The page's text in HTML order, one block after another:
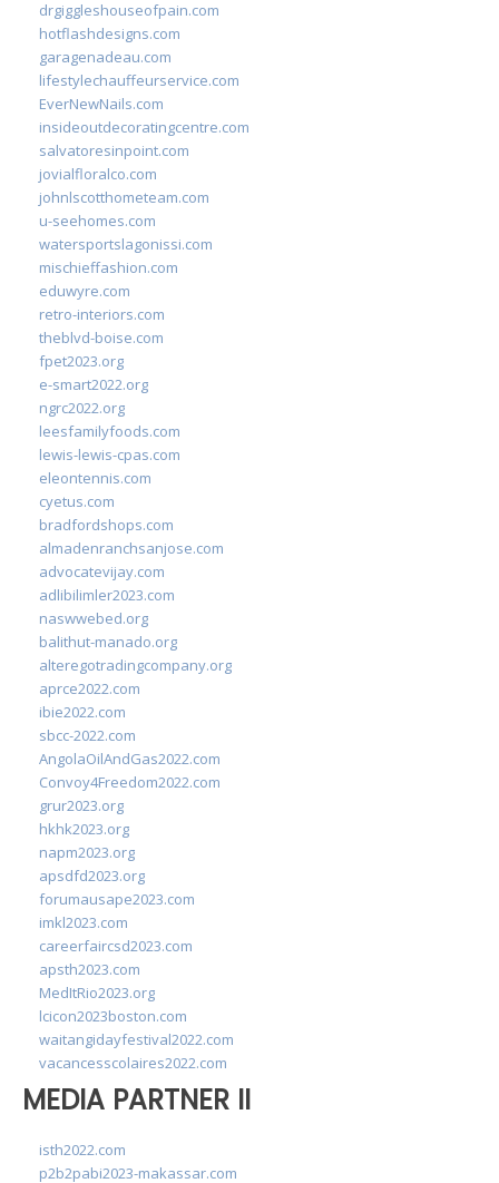
drgiggleshouseofpain.com
hotflashdesigns.com
garagenadeau.com
lifestylechauffeurservice.com
EverNewNails.com
insideoutdecoratingcentre.com
salvatoresinpoint.com
jovialfloralco.com
johnlscotthometeam.com
u-seehomes.com
watersportslagonissi.com
mischieffashion.com
eduwyre.com
retro-interiors.com
theblvd-boise.com
fpet2023.org
e-smart2022.org
ngrc2022.org
leesfamilyfoods.com
lewis-lewis-cpas.com
eleontennis.com
cyetus.com
bradfordshops.com
almadenranchsanjose.com
advocatevijay.com
adlibilimler2023.com
naswwebed.org
balithut-manado.org
alteregotradingcompany.org
aprce2022.com
ibie2022.com
sbcc-2022.com
AngolaOilAndGas2022.com
Convoy4Freedom2022.com
grur2023.org
hkhk2023.org
napm2023.org
apsdfd2023.org
forumausape2023.com
imkl2023.com
careerfaircsd2023.com
apsth2023.com
MedItRio2023.org
lcicon2023boston.com
waitangidayfestival2022.com
vacancesscolaires2022.com
MEDIA PARTNER II
isth2022.com
p2b2pabi2023-makassar.com